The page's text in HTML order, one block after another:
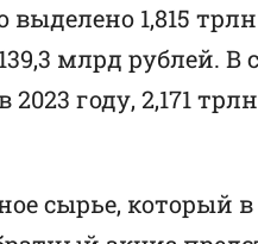
1,815 трлн
млрд рублей. В
году, 2,171 трлн
сырье, который в